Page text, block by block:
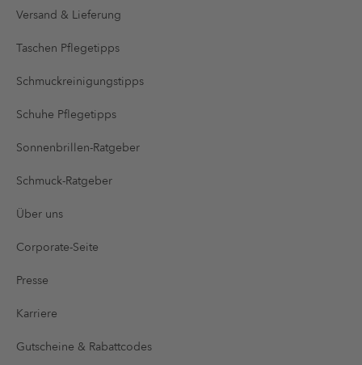
Versand & Lieferung
Taschen Pflegetipps
Schmuckreinigungstipps
Schuhe Pflegetipps
Sonnenbrillen-Ratgeber
Schmuck-Ratgeber
Über uns
Corporate-Seite
Presse
Karriere
Gutscheine & Rabattcodes